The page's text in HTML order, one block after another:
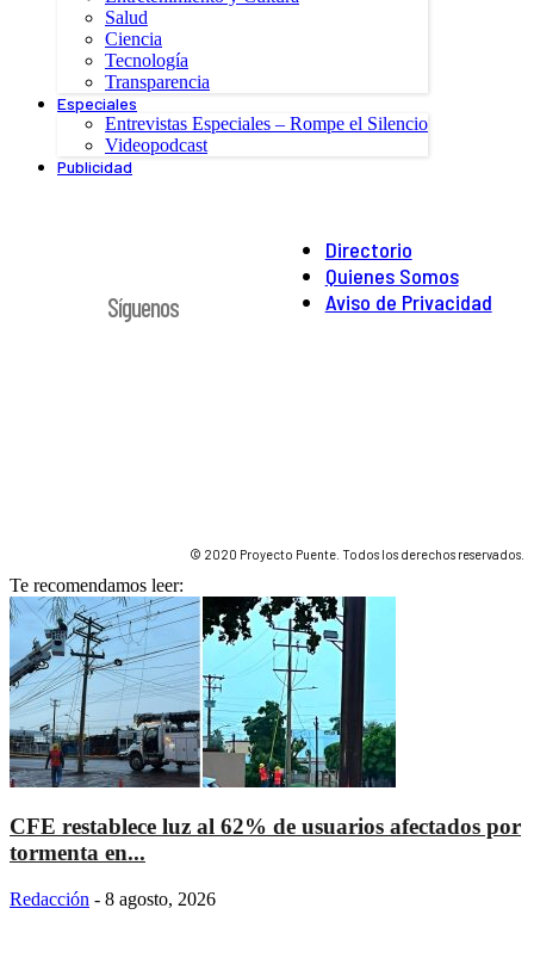
Salud
Ciencia
Tecnología
Transparencia
Especiales
Entrevistas Especiales – Rompe el Silencio
Videopodcast
Publicidad
Directorio
Quienes Somos
Aviso de Privacidad
Síguenos
© 2020 Proyecto Puente. Todos los derechos reservados.
Te recomendamos leer:
CFE restablece luz al 62% de usuarios afectados por
tormenta en...
Redacción - 8 agosto, 2026